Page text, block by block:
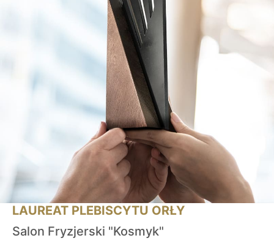
LAUREAT PLEBISCYTU ORŁY
Salon Fryzjerski "Kosmyk"